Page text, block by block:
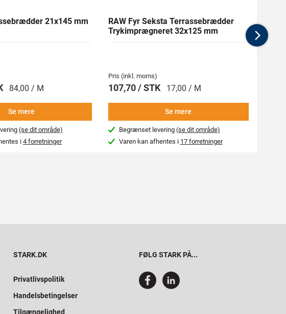
21x145 mm
84,00 / M
Se mere
(se dit område)
i4 forretninger
RAW Fyr Seksta Terrassebrædder
Trykimprægneret 32x125 mm
Pris (inkl. moms)
107,70 / STK 17,00 / M
Se mere
Begrænset levering (se dit område)
Varen kan afhentes i 17 forretninger
mm
STARK.DK
Privatlivspolitik
Handelsbetingelser
Tilgængelighed
FØLG STARK PÅ...